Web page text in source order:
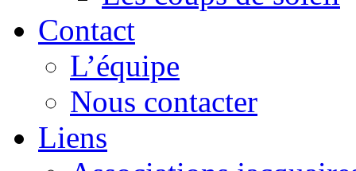
Contact
L’équipe
Nous contacter
Liens